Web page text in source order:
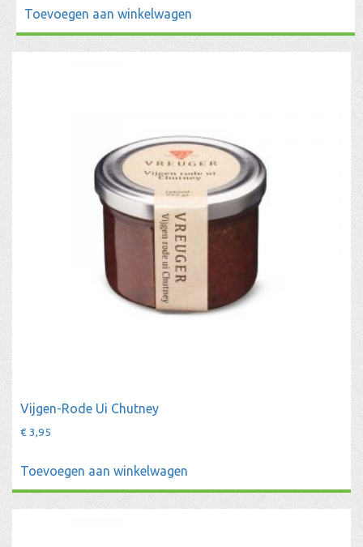
Toevoegen aan winkelwagen
Vijgen-Rode Ui Chutney
€3,95
Toevoegen aan winkelwagen